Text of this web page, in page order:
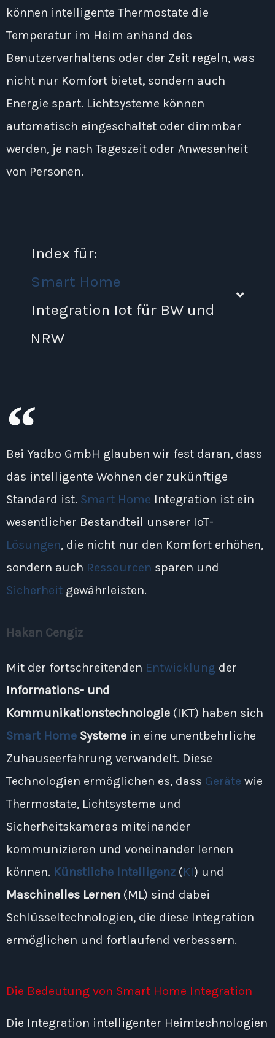
können intelligente Thermostate die
Temperatur im Heim anhand des
Benutzerverhaltens oder der Zeit regeln, was
nicht nur Komfort bietet, sondern auch
Energie spart. Lichtsysteme können
automatisch eingeschaltet oder dimmbar
werden, je nach Tageszeit oder Anwesenheit
von Personen.
Index für:
Smart Home
Integration Iot für BW und
NRW
Bei Yadbo GmbH glauben wir fest daran, dass
das intelligente Wohnen der zukünftige
Standard ist. Smart Home Integration ist ein
wesentlicher Bestandteil unserer IoT-
Lösungen, die nicht nur den Komfort erhöhen,
sondern auch Ressourcen sparen und
Sicherheit gewährleisten.
Hakan Cengiz
Mit der fortschreitenden Entwicklung der
Informations- und
Kommunikationstechnologie (IKT) haben sich
Smart Home Systeme in eine unentbehrliche
Zuhauseerfahrung verwandelt. Diese
Technologien ermöglichen es, dass Geräte wie
Thermostate, Lichtsysteme und
Sicherheitskameras miteinander
kommunizieren und voneinander lernen
können. Künstliche Intelligenz (KI) und
Maschinelles Lernen (ML) sind dabei
Schlüsseltechnologien, die diese Integration
ermöglichen und fortlaufend verbessern.
Die Bedeutung von Smart Home Integration
Die Integration intelligenter Heimtechnologien